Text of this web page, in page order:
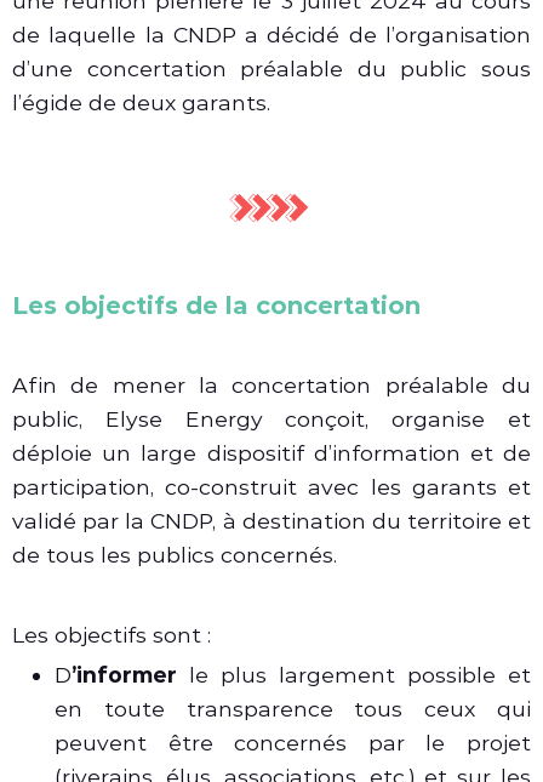
de laquelle la CNDP a décidé de l’organisation
d’une concertation préalable du public sous
l’égide de deux garants.
Les objectifs de la concertation
Afin de mener la concertation préalable du
public, Elyse Energy conçoit, organise et
déploie un large dispositif d’information et de
participation, co-construit avec les garants et
validé par la CNDP, à destination du territoire et
de tous les publics concernés.
Les objectifs sont :
D’informer le plus largement possible et
en toute transparence tous ceux qui
peuvent être concernés par le projet